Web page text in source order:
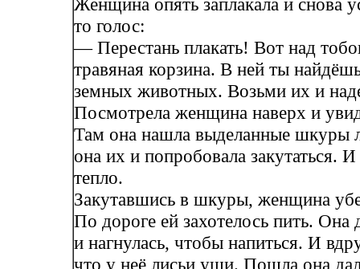
то голос:
— Перестань плакать! Вот над
травяная корзина. В ней ты
земных животных. Возьми их и
Посмотрела женщина наверх и
Там она нашла выделанные шкуры
она их и попробовала закутаться. И
тепло.
Закутавшись в шкуры, женщина
По дороге ей захотелось пить. Она
и нагнулась, чтобы напиться. И
что у неё лисьи уши. Пошла она